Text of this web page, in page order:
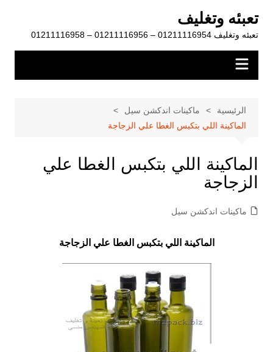
المحتوى
تعبئه وتغليف
تعبئه وتغليف 01211116954 – 01211116956 – 01211116958
الرئيسية
ماكينات اندكشن سيل
الماكينة اللي بتكبس الغطا علي الزجاجة
الماكينة اللي بتكبس الغطا علي
الزجاجة
ماكينات اندكشن سيل
الماكينة اللي بتكبس الغطا علي الزجاجة